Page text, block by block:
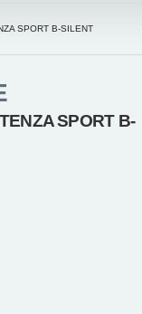
SPORT B-SILENT
SPORT B-